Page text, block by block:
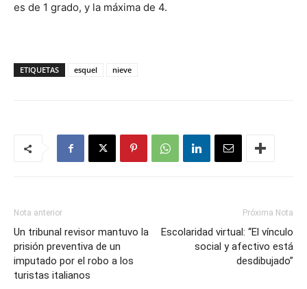
es de 1 grado, y la máxima de 4.
ETIQUETAS esquel nieve
Nota anterior
Un tribunal revisor mantuvo la
prisión preventiva de un
imputado por el robo a los
turistas italianos
Próxima Nota
Escolaridad virtual: “El vínculo
social y afectivo está
desdibujado”